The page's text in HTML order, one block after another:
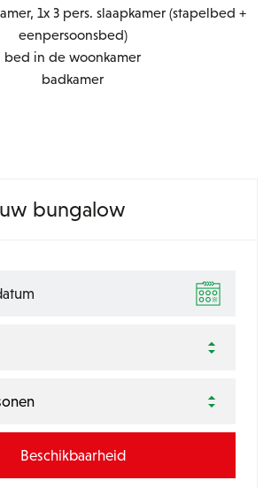
1x 3 pers. slaapkamer (stapelbed +
eenpersoonsbed)
bed in de woonkamer
badkamer
bungalow